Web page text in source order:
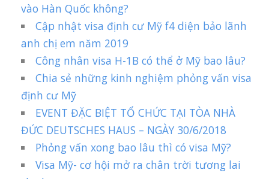
vào Hàn Quốc không?
Cập nhật visa định cư Mỹ f4 diện bảo lãnh
anh chị em năm 2019
Công nhân visa H-1B có thể ở Mỹ bao lâu?
Chia sẻ những kinh nghiệm phỏng vấn visa
định cư Mỹ
EVENT ĐẶC BIỆT TỔ CHỨC TẠI TÒA NHÀ
ĐỨC DEUTSCHES HAUS – NGÀY 30/6/2018
Phỏng vấn xong bao lâu thì có visa Mỹ?
Visa Mỹ- cơ hội mở ra chân trời tương lai